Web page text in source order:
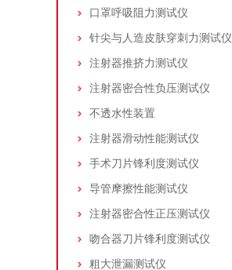
口罩呼吸阻力测试仪
针尖与人造皮肤穿刺力测试仪
注射器推挤力测试仪
注射器密合性负压测试仪
不透水性装置
注射器滑动性能测试仪
手术刀片锋利度测试仪
导管摩擦性能测试仪
注射器密合性正压测试仪
吻合器刀片锋利度测试仪
粗大泄漏测试仪